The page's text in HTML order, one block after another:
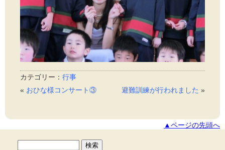
カテゴリー： 行事
« おひな様コンサート③ 避難訓練が行われました »
▲ページの先頭へ